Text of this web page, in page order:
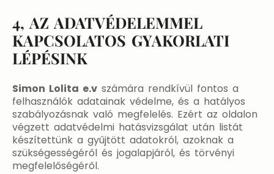
4, AZ ADATVÉDELEMMEL
KAPCSOLATOS GYAKORLATI
LÉPÉSINK
Simon Lolita e.v számára rendkívül fontos a
felhasználók adatainak védelme, és a hatályos
szabályozásnak való megfelelés. Ezért az oldalon
végzett adatvédelmi hatásvizsgálat után listát
készítettünk a gyűjtött adatokról, azoknak a
szükségességéről és jogalapjáról, és törvényi
megfelelőségéről.